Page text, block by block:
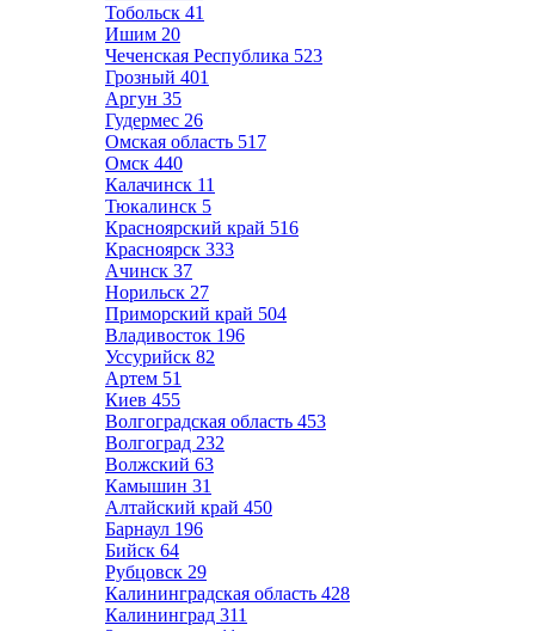
Тобольск 41
Ишим 20
Чеченская Республика 523
Грозный 401
Аргун 35
Гудермес 26
Омская область 517
Омск 440
Калачинск 11
Тюкалинск 5
Красноярский край 516
Красноярск 333
Ачинск 37
Норильск 27
Приморский край 504
Владивосток 196
Уссурийск 82
Артем 51
Киев 455
Волгоградская область 453
Волгоград 232
Волжский 63
Камышин 31
Алтайский край 450
Барнаул 196
Бийск 64
Рубцовск 29
Калининградская область 428
Калининград 311